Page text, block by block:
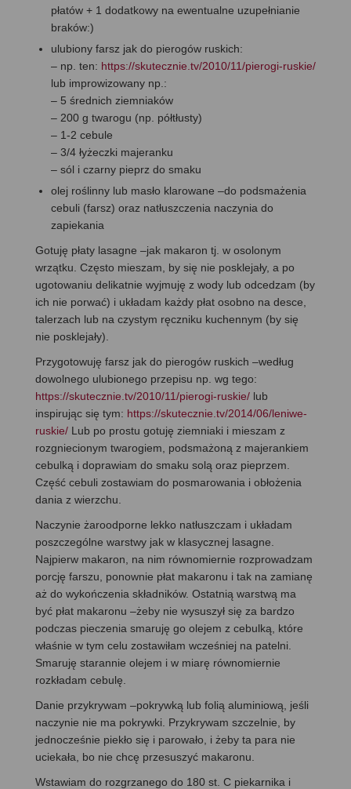
płatów + 1 dodatkowy na ewentualne uzupełnianie
braków:)
ulubiony farsz jak do pierogów ruskich:
– np. ten: https://skutecznie.tv/2010/11/pierogi-ruskie/
lub improwizowany np.:
– 5 średnich ziemniaków
– 200 g twarogu (np. półtłusty)
– 1-2 cebule
– 3/4 łyżeczki majeranku
– sól i czarny pieprz do smaku
olej roślinny lub masło klarowane –do podsmażenia
cebuli (farsz) oraz natłuszczenia naczynia do
zapiekania
Gotuję płaty lasagne –jak makaron tj. w osolonym
wrzątku. Często mieszam, by się nie posklejały, a po
ugotowaniu delikatnie wyjmuję z wody lub odcedzam (by
ich nie porwać) i układam każdy płat osobno na desce,
talerzach lub na czystym ręczniku kuchennym (by się
nie posklejały).
Przygotowuję farsz jak do pierogów ruskich –według
dowolnego ulubionego przepisu np. wg tego:
https://skutecznie.tv/2010/11/pierogi-ruskie/ lub
inspirując się tym: https://skutecznie.tv/2014/06/leniwe-
ruskie/ Lub po prostu gotuję ziemniaki i mieszam z
rozgniecionym twarogiem, podsmażoną z majerankiem
cebulką i doprawiam do smaku solą oraz pieprzem.
Część cebuli zostawiam do posmarowania i obłożenia
dania z wierzchu.
Naczynie żaroodporne lekko natłuszczam i układam
poszczególne warstwy jak w klasycznej lasagne.
Najpierw makaron, na nim równomiernie rozprowadzam
porcję farszu, ponownie płat makaronu i tak na zamianę
aż do wykończenia składników. Ostatnią warstwą ma
być płat makaronu –żeby nie wysuszył się za bardzo
podczas pieczenia smaruję go olejem z cebulką, które
właśnie w tym celu zostawiłam wcześniej na patelni.
Smaruję starannie olejem i w miarę równomiernie
rozkładam cebulę.
Danie przykrywam –pokrywką lub folią aluminiową, jeśli
naczynie nie ma pokrywki. Przykrywam szczelnie, by
jednocześnie piekło się i parowało, i żeby ta para nie
uciekała, bo nie chcę przesuszyć makaronu.
Wstawiam do rozgrzanego do 180 st. C piekarnika i